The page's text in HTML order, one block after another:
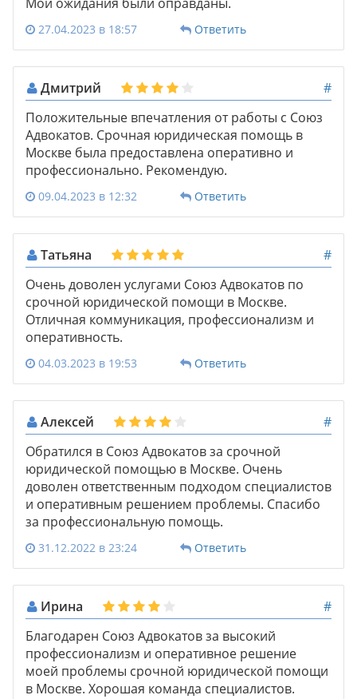
Мои ожидания были оправданы.
27.04.2023 в 18:57 Ответить
Дмитрий
#
Положительные впечатления от работы с Союз
Адвокатов. Срочная юридическая помощь в
Москве была предоставлена оперативно и
профессионально. Рекомендую.
09.04.2023 в 12:32 Ответить
Татьяна
#
Очень доволен услугами Союз Адвокатов по
срочной юридической помощи в Москве.
Отличная коммуникация, профессионализм и
оперативность.
04.03.2023 в 19:53 Ответить
Алексей
#
Обратился в Союз Адвокатов за срочной
юридической помощью в Москве. Очень
доволен ответственным подходом специалистов
и оперативным решением проблемы. Спасибо
за профессиональную помощь.
31.12.2022 в 23:24 Ответить
Ирина
#
Благодарен Союз Адвокатов за высокий
профессионализм и оперативное решение
моей проблемы срочной юридической помощи
в Москве. Хорошая команда специалистов.